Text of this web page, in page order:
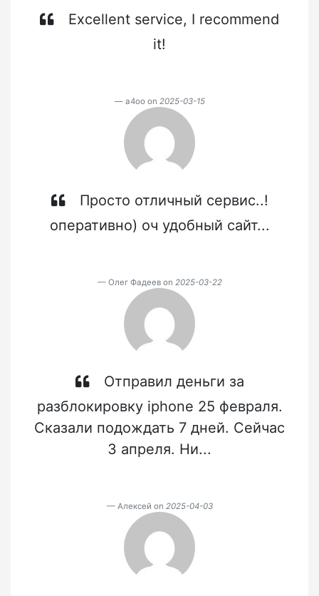
Excellent service, I recommend
it!
a4oo on 2025-03-15
Просто отличный сервис..!
оперативно) оч удобный сайт...
Олег Фадеев on 2025-03-22
Отправил деньги за
разблокировку iphone 25 февраля.
Сказали подождать 7 дней. Сейчас
3 апреля. Ни...
Алексей on 2025-04-03